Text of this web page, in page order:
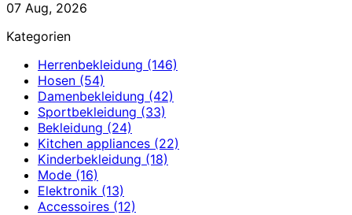
07 Aug, 2026
Kategorien
Herrenbekleidung (146)
Hosen (54)
Damenbekleidung (42)
Sportbekleidung (33)
Bekleidung (24)
Kitchen appliances (22)
Kinderbekleidung (18)
Mode (16)
Elektronik (13)
Accessoires (12)